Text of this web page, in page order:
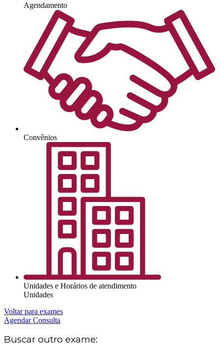
Agendamento
Convênios
Unidades e Horários de atendimento
Unidades
Voltar para exames
Agendar Consulta
Buscar outro exame: